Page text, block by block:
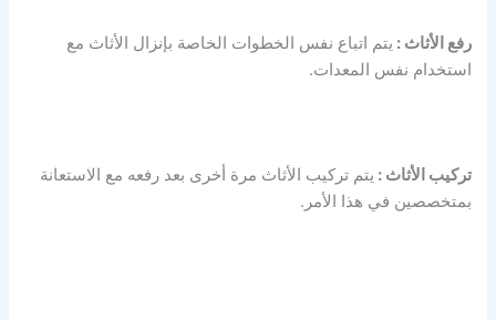
رفع الأثاث : يتم اتباع نفس الخطوات الخاصة بإنزال الأثاث مع
استخدام نفس المعدات.
تركيب الأثاث : يتم تركيب الأثاث مرة أخرى بعد رفعه مع الاستعانة
بمتخصصين في هذا الأمر.